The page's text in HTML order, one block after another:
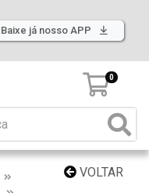
Baixe já nosso APP
0
VOLTAR